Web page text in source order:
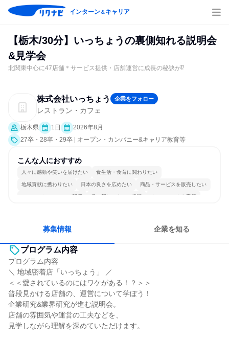
インターン＆キャリア
【栃木/30分】いっちょうの裏側知れる説明会
&見学会
北関東中心に47店舗＊サービス提供・店舗運営に成長の秘訣が⁉
株式会社いっちょう 企業をフォロー
レストラン・カフェ
栃木県 1日
2026年8月
27卒・28卒・29卒 | オープン・カンパニー&キャリア教育等
こんな人におすすめ
人々に感動や笑いを届けたい 食生活・食育に関わりたい
地域貢献に携わりたい 日本の良さを広めたい 商品・サービスを販売したい
コミュニケーションが活発 常に新しいものに挑戦 チームワークを重視
募集情報 企業を知る
プログラム内容
プログラム内容
＼ 地域密着店「いっちょう」 ／
＜＜愛されているのにはワケがある！？＞＞
普段見かける店舗の、運営について学ぼう！
企業研究&業界研究が進む説明会。
店舗の雰囲気や運営の工夫などを、
見学しながら理解を深めていただけます。